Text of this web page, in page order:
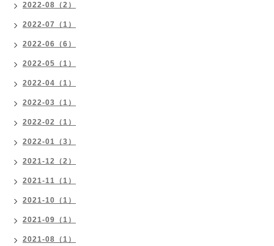
2022-08（2）
2022-07（1）
2022-06（6）
2022-05（1）
2022-04（1）
2022-03（1）
2022-02（1）
2022-01（3）
2021-12（2）
2021-11（1）
2021-10（1）
2021-09（1）
2021-08（1）